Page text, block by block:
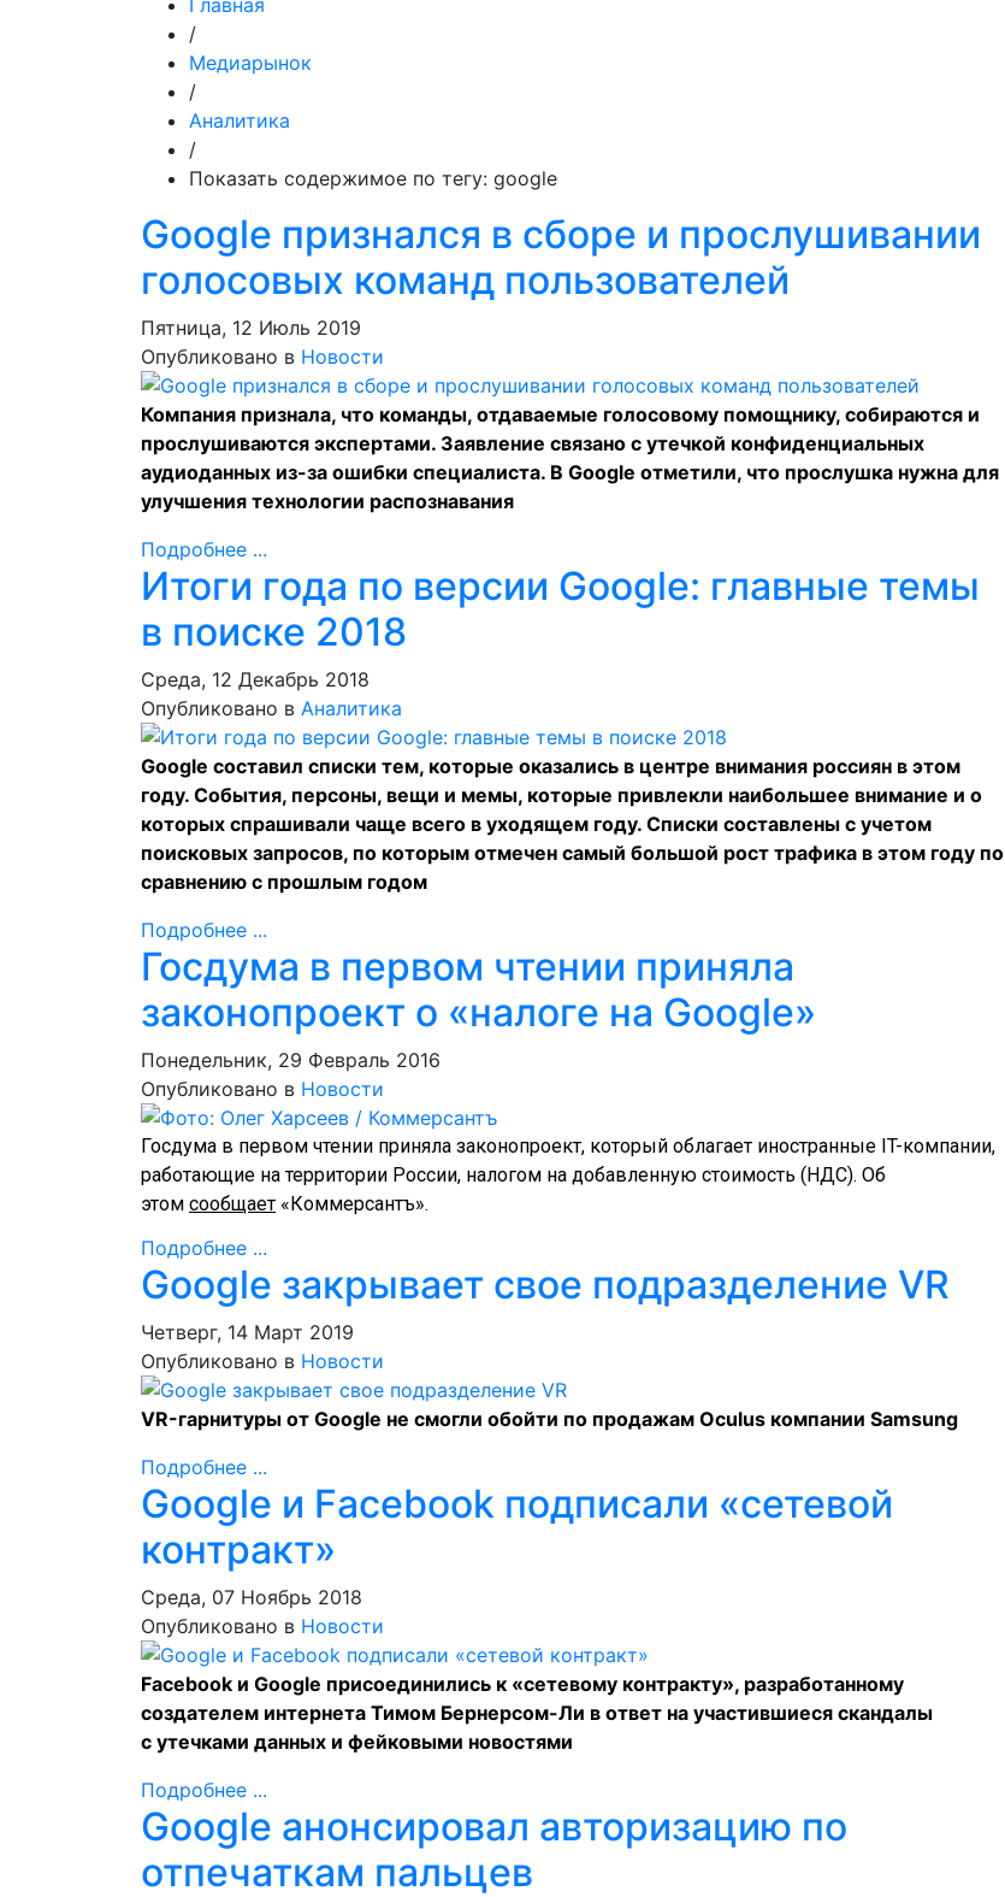
Главная
/
Медиарынок
/
Аналитика
/
Показать содержимое по тегу: google
Google признался в сборе и прослушивании
голосовых команд пользователей
Пятница, 12 Июль 2019
Опубликовано в Новости
Компания признала, что команды, отдаваемые голосовому помощнику, собираются и
прослушиваются экспертами. Заявление связано с утечкой конфиденциальных
аудиоданных из-за ошибки специалиста. В Google отметили, что прослушка нужна для
улучшения технологии распознавания
Подробнее ...
Итоги года по версии Google: главные темы
в поиске 2018
Среда, 12 Декабрь 2018
Опубликовано в Аналитика
Google составил списки тем, которые оказались в центре внимания россиян в этом
году. События, персоны, вещи и мемы, которые привлекли наибольшее внимание и о
которых спрашивали чаще всего в уходящем году. Списки составлены с учетом
поисковых запросов, по которым отмечен самый большой рост трафика в этом году по
сравнению с прошлым годом
Подробнее ...
Госдума в первом чтении приняла
законопроект о «налоге на Google»
Понедельник, 29 Февраль 2016
Опубликовано в Новости
Госдума в первом чтении приняла законопроект, который облагает иностранные IT-компании,
работающие на территории России, налогом на добавленную стоимость (НДС). Об
этом сообщает «Коммерсантъ».
Подробнее ...
Google закрывает свое подразделение VR
Четверг, 14 Март 2019
Опубликовано в Новости
VR-гарнитуры от Google не смогли обойти по продажам Oculus компании Samsung
Подробнее ...
Google и Facebook подписали «сетевой
контракт»
Среда, 07 Ноябрь 2018
Опубликовано в Новости
Facebook и Google присоединились к «сетевому контракту», разработанному
создателем интернета Тимом Бернерсом-Ли в ответ на участившиеся скандалы
с утечками данных и фейковыми новостями
Подробнее ...
Google анонсировал авторизацию по
отпечаткам пальцев